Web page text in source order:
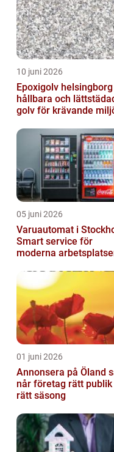
10 juni 2026
Epoxigolv helsingborg
hållbara och
golv för krävande
05 juni 2026
Varuautomat i
Smart service för
moderna
01 juni 2026
Annonsera på Öland så
når företag rätt publik
rätt säsong